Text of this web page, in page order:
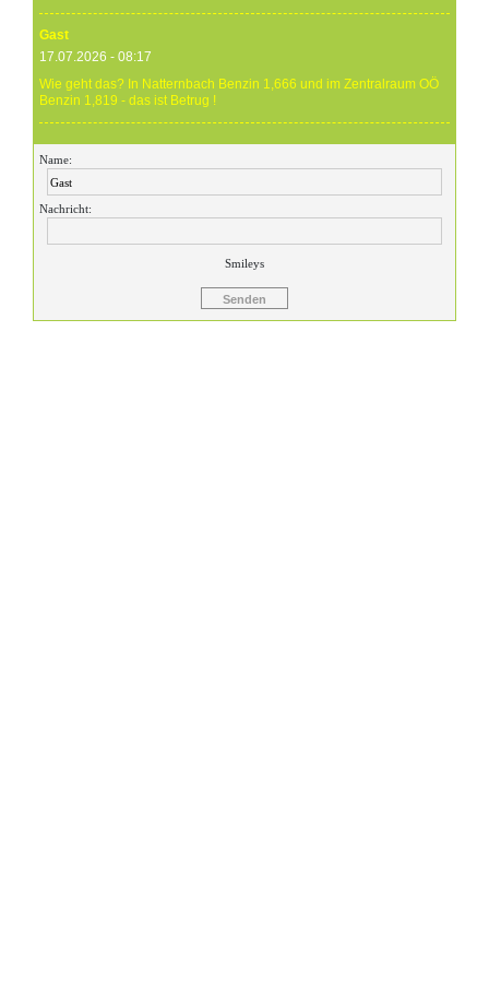
Gast
17.07.2026 - 08:17
Wie geht das? In Natternbach Benzin 1,666 und im Zentralraum OÖ
Benzin 1,819 - das ist Betrug !
Gast
17.07.2026 - 07:05
Eure Preise eher Märchenstunde :-) Vorort nix zu sehen !
24.06.26 20.00 Uhr OMV Attnang: Der hier angegebene Dieselpreis
mit 1,699 ist aktuell ein viel höherer....
Name:
Nachricht:
Smileys